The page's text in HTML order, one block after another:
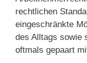
rechtlichen
eingeschränkte
des Alltags sowie
oftmals gepaart